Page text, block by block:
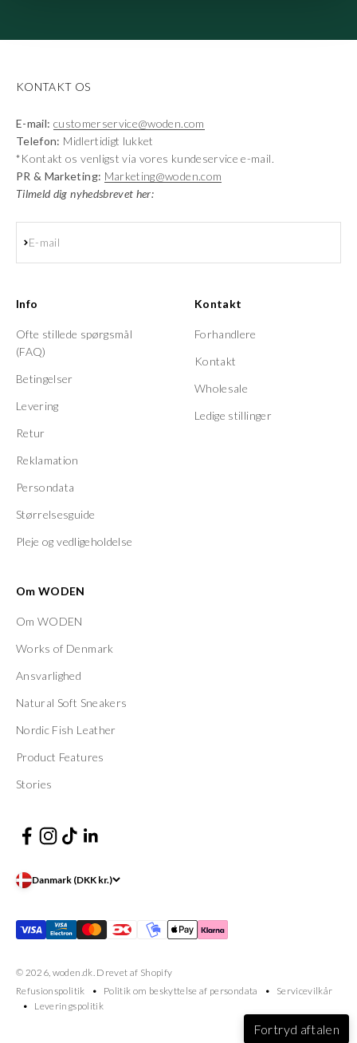
KONTAKT OS
E-mail: customerservice@woden.com
Telefon: Midlertidigt lukket
*Kontakt os venligst via vores kundeservice e-mail.
PR & Marketing: Marketing@woden.com
Tilmeld dig nyhedsbrevet her:
E-mail
Abonnér
Info
Ofte stillede spørgsmål
(FAQ)
Betingelser
Levering
Retur
Reklamation
Persondata
Størrelsesguide
Pleje og vedligeholdelse
Kontakt
Forhandlere
Kontakt
Wholesale
Ledige stillinger
Om WODEN
Om WODEN
Works of Denmark
Ansvarlighed
Natural Soft Sneakers
Nordic Fish Leather
Product Features
Stories
Danmark (DKK kr.)
© 2026, woden.dk. Drevet af Shopify
Refusionspolitik
Politik om beskyttelse af persondata
Servicevilkår
Leveringspolitik
Fortryd aftalen